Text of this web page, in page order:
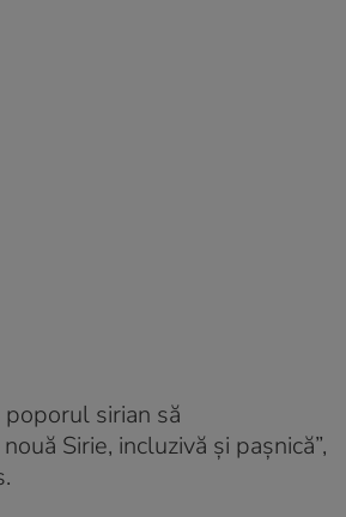
poporul sirian să
Sirie, incluzivă şi paşnică”,